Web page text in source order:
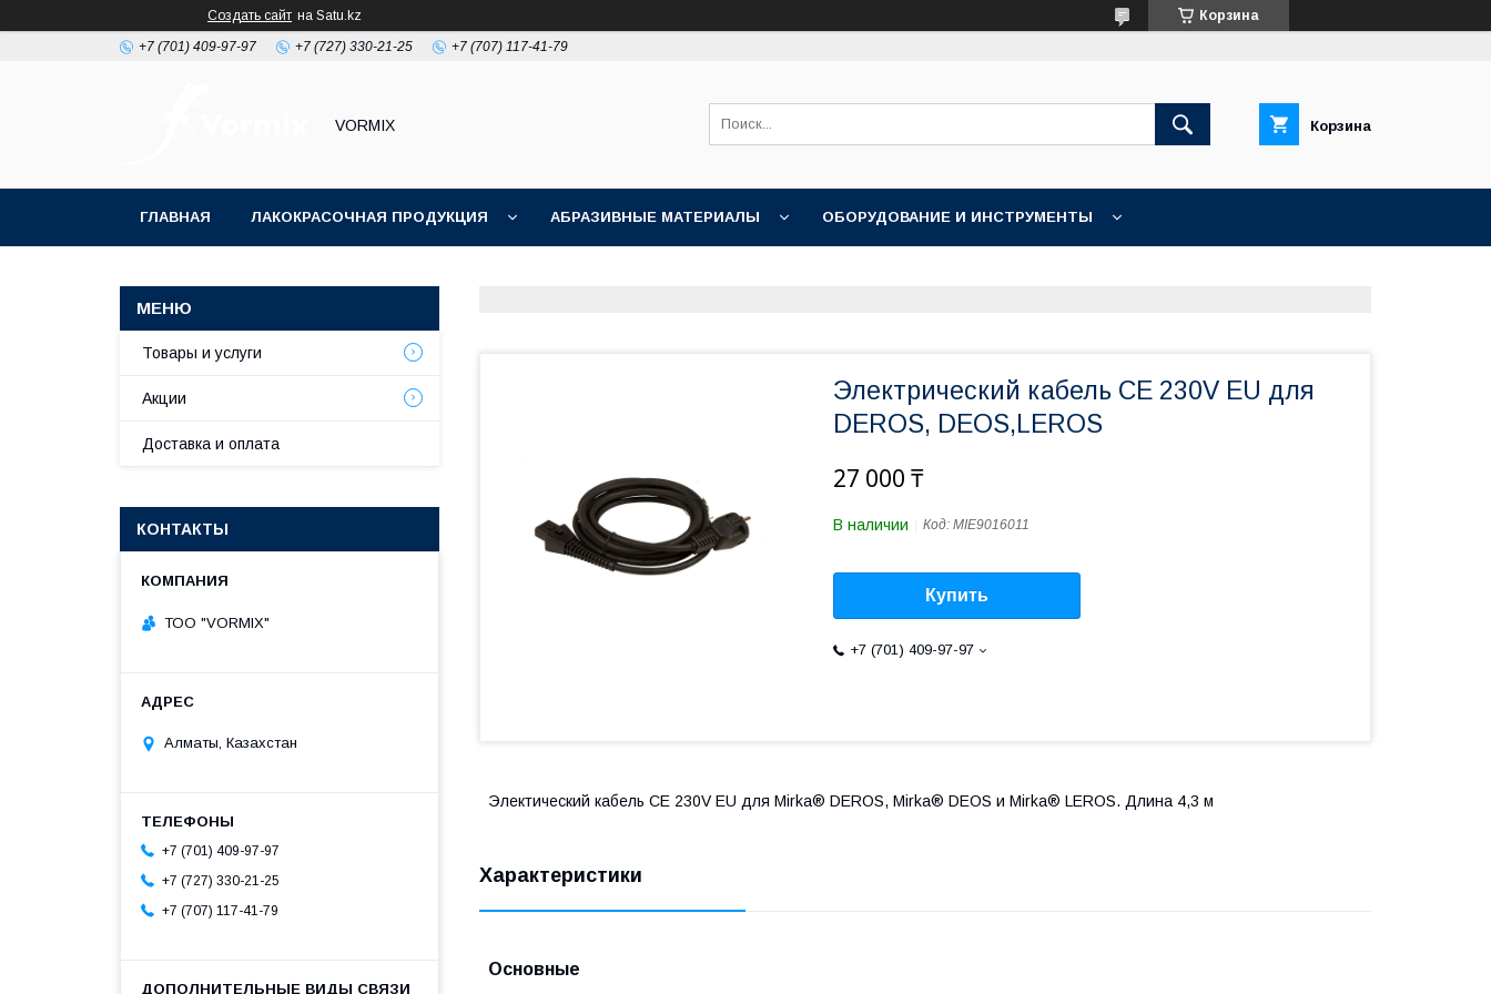
Создать сайт на Satu.kz Корзина
+7 (701) 409-97-97 +7 (727) 330-21-25 +7 (707) 117-41-79
VORMIX Корзина
ГЛАВНАЯ ЛАКОКРАСОЧНАЯ ПРОДУКЦИЯ АБРАЗИВНЫЕ МАТЕРИАЛЫ ОБОРУДОВАНИЕ И ИНСТРУМЕНТЫ
Электрический кабель СЕ 230V EU для
DEROS, DEOS,LEROS
27 000 ₸
В наличии Код: MIE9016011
Купить
+7 (701) 409-97-97
Электический кабель CE 230V EU для Mirka® DEROS, Mirka® DEOS и Mirka® LEROS. Длина 4,3 м
Характеристики
Основные
Товары и услуги
Акции
Доставка и оплата
КОНТАКТЫ
ТОО "VORMIX"
Алматы, Казахстан
+7 (701) 409-97-97
+7 (727) 330-21-25
+7 (707) 117-41-79